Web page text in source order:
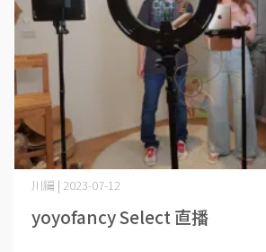
yoyofancy Select 直播
川編 | 2023-07-12